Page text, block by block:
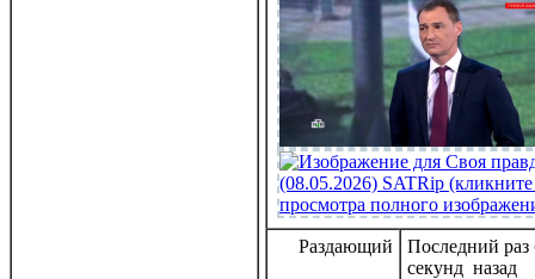
Раздающий
Последний раз
секунд назад